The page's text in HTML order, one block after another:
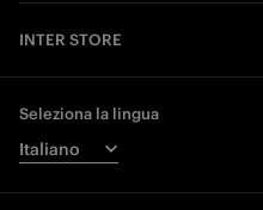
INTER STORE
Seleziona la lingua